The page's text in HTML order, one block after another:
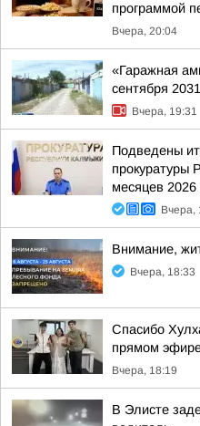
программой
Вчера, 20:04
«Гаражная
сентября
Вчера, 19:31
Подведены
прокуратуры
месяцев 2026
Вчера,
Внимание,
Вчера, 18:33
Спасибо
прямом
Вчера, 18:19
В Элисте